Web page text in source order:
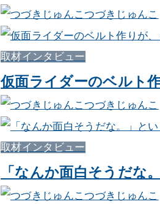
つづきじゅんこ
取材インタビュー
仮面ライダーのベルト
つづきじゅんこ
取材インタビュー
「なんか面白そうだな
つづきじゅんこ